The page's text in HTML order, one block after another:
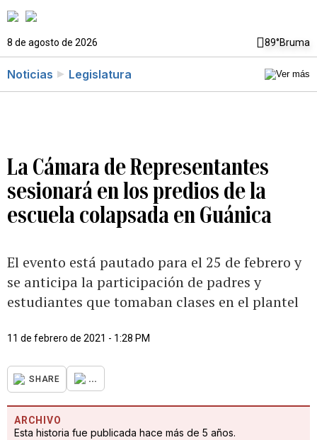
8 de agosto de 2026 89°Bruma
Noticias Legislatura
La Cámara de Representantes
sesionará en los predios de la
escuela colapsada en Guánica
El evento está pautado para el 25 de febrero y
se anticipa la participación de padres y
estudiantes que tomaban clases en el plantel
11 de febrero de 2021 - 1:28 PM
SHARE ...
ARCHIVO
Esta historia fue publicada hace más de 5 años.